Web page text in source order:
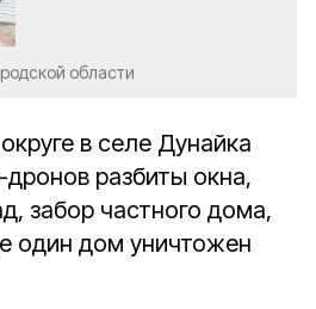
области
в селе Дунайка
дронов разбиты окна,
забор частного дома,
один дом уничтожен